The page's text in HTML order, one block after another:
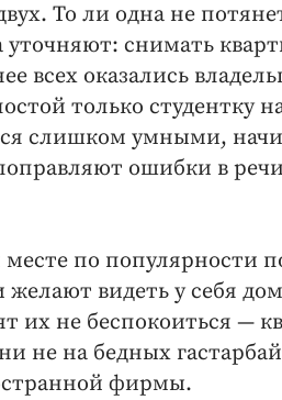
То ли одна не
уточняют: снимать
всех оказались
только студентку
слишком умными,
ошибки в
по популярности
видеть у себя
их не беспокоиться —
не на бедных
фирмы.